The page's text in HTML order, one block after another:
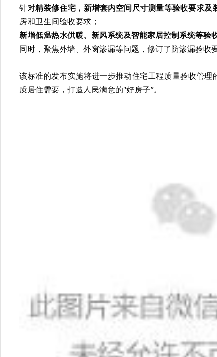
针对精装修住宅，新增套内空间尺寸测量等验收要求及
房和卫生间验收要求；
新增低温热水供暖、新风系统及智能家居控制系统等验
同时，聚焦外墙、外窗渗漏等问题，修订了防渗漏验收
该标准的发布实施将进一步推动住宅工程质量验收管
质居住需要，打造人民满意的“好房子”。